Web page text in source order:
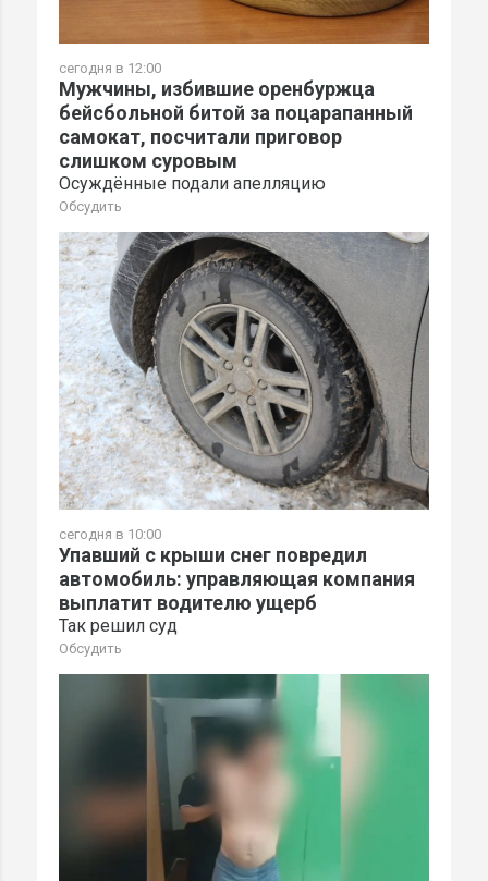
сегодня в 12:00
Мужчины, избившие оренбуржца
бейсбольной битой за поцарапанный
самокат, посчитали приговор
слишком суровым
Осуждённые подали апелляцию
Обсудить
сегодня в 10:00
Упавший с крыши снег повредил
автомобиль: управляющая компания
выплатит водителю ущерб
Так решил суд
Обсудить